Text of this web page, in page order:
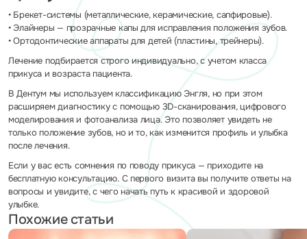
• Брекет-системы (металлические, керамические, сапфировые).
• Элайнеры — прозрачные капы для исправления положения зубов.
• Ортодонтические аппараты для детей (пластины, трейнеры).
Лечение подбирается строго индивидуально, с учетом класса
прикуса и возраста пациента.
В Дентум мы используем классификацию Энгля, но при этом
расширяем диагностику с помощью 3D-сканирования, цифрового
моделирования и фотоанализа лица. Это позволяет увидеть не
только положение зубов, но и то, как изменится профиль и улыбка
после лечения.
Если у вас есть сомнения по поводу прикуса — приходите на
бесплатную консультацию. С первого визита вы получите ответы на
вопросы и увидите, с чего начать путь к красивой и здоровой
улыбке.
Похожие статьи